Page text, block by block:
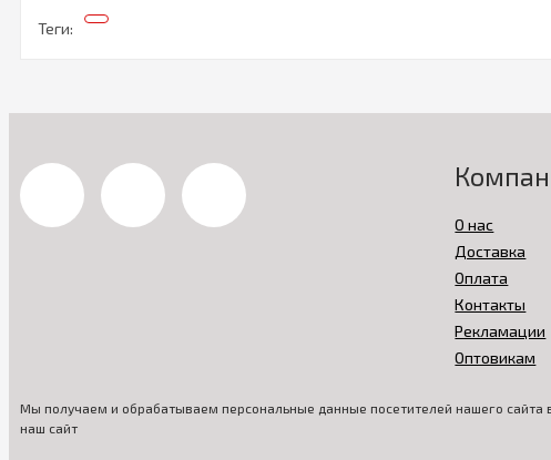
Теги:
О нас
Доставка
Оплата
Контакты
Рекламации
Оптовикам
Мы получаем и обрабатываем персональные данные посетителей нашего сайта
наш сайт